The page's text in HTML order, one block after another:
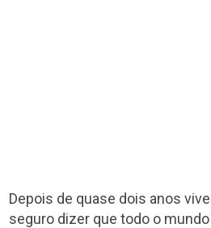
Depois de quase dois anos
seguro dizer que todo o